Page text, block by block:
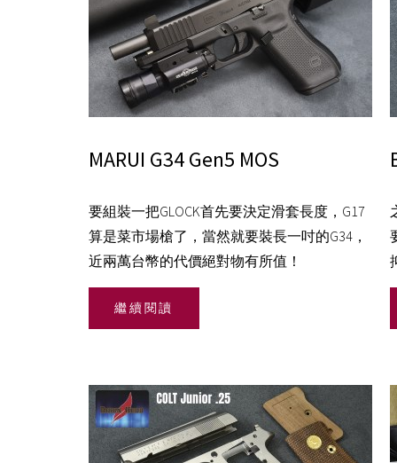
MARUI G34 Gen5 MOS
要組裝一把GLOCK首先要決定滑套長度，G17
算是菜市場槍了，當然就要裝長一吋的G34，
近兩萬台幣的代價絕對物有所值！
繼續閱讀